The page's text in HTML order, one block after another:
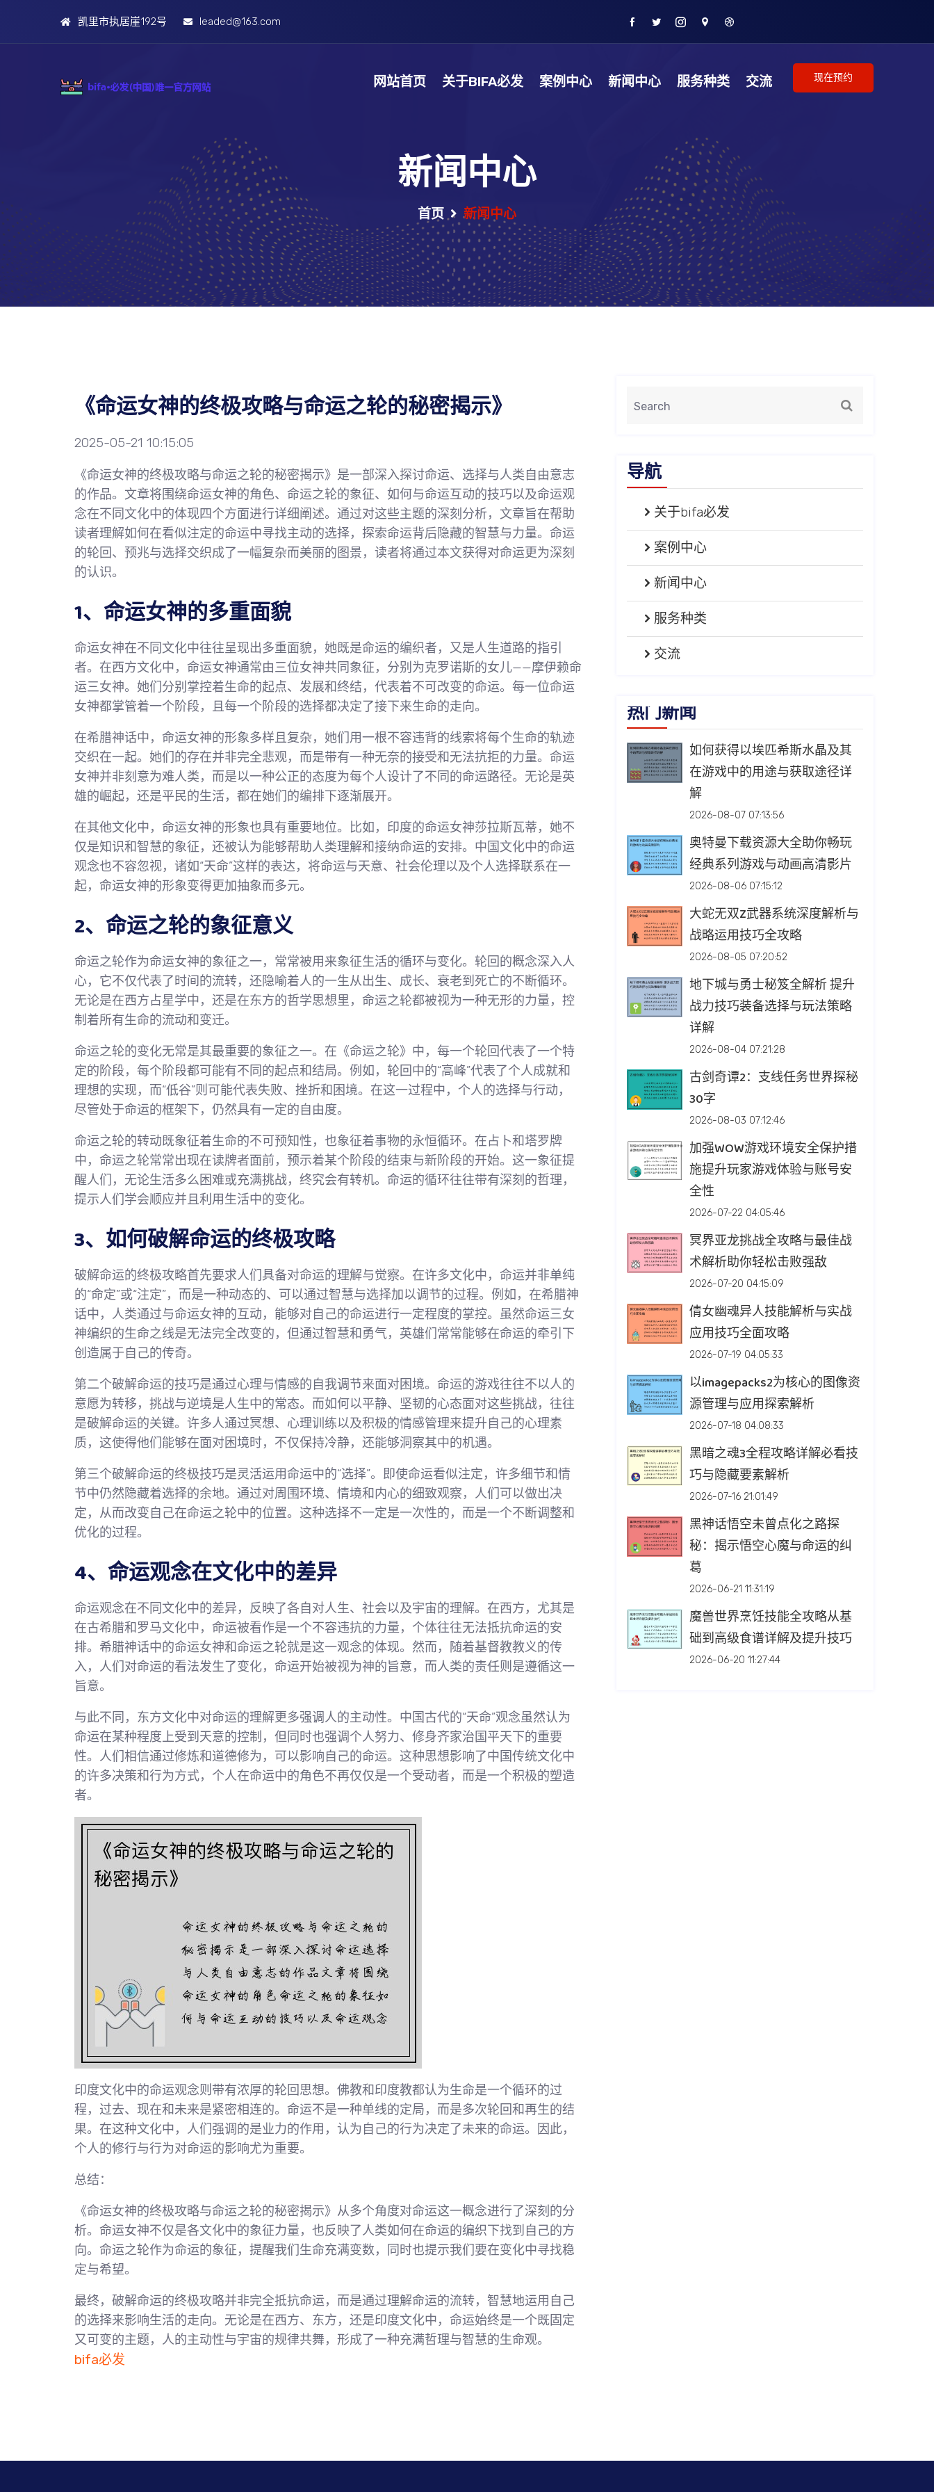
凯里市执居崖192号 leaded@163.com
网站首页 关于BIFA必发 案例中心 新闻中心 服务种类 交流 现在预约
新闻中心
首页 新闻中心
《命运女神的终极攻略与命运之轮的秘密揭示》
2025-05-21 10:15:05
《命运女神的终极攻略与命运之轮的秘密揭示》是一部深入探讨命运、选择与人类自由意志
的作品。文章将围绕命运女神的角色、命运之轮的象征、如何与命运互动的技巧以及命运观
念在不同文化中的体现四个方面进行详细阐述。通过对这些主题的深刻分析，文章旨在帮助
读者理解如何在看似注定的命运中寻找主动的选择，探索命运背后隐藏的智慧与力量。命运
的轮回、预兆与选择交织成了一幅复杂而美丽的图景，读者将通过本文获得对命运更为深刻
的认识。
1、命运女神的多重面貌
命运女神在不同文化中往往呈现出多重面貌，她既是命运的编织者，又是人生道路的指引
者。在西方文化中，命运女神通常由三位女神共同象征，分别为克罗诺斯的女儿——摩伊赖命
运三女神。她们分别掌控着生命的起点、发展和终结，代表着不可改变的命运。每一位命运
女神都掌管着一个阶段，且每一个阶段的选择都决定了接下来生命的走向。
在希腊神话中，命运女神的形象多样且复杂，她们用一根不容违背的线索将每个生命的轨迹
交织在一起。她们的存在并非完全悲观，而是带有一种无奈的接受和无法抗拒的力量。命运
女神并非刻意为难人类，而是以一种公正的态度为每个人设计了不同的命运路径。无论是英
雄的崛起，还是平民的生活，都在她们的编排下逐渐展开。
在其他文化中，命运女神的形象也具有重要地位。比如，印度的命运女神莎拉斯瓦蒂，她不
仅是知识和智慧的象征，还被认为能够帮助人类理解和接纳命运的安排。中国文化中的命运
观念也不容忽视，诸如“天命”这样的表达，将命运与天意、社会伦理以及个人选择联系在一
起，命运女神的形象变得更加抽象而多元。
2、命运之轮的象征意义
命运之轮作为命运女神的象征之一，常常被用来象征生活的循环与变化。轮回的概念深入人
心，它不仅代表了时间的流转，还隐喻着人的一生从出生、成长、衰老到死亡的不断循环。
无论是在西方占星学中，还是在东方的哲学思想里，命运之轮都被视为一种无形的力量，控
制着所有生命的流动和变迁。
命运之轮的变化无常是其最重要的象征之一。在《命运之轮》中，每一个轮回代表了一个特
定的阶段，每个阶段都可能有不同的起点和结局。例如，轮回中的“高峰”代表了个人成就和
理想的实现，而“低谷”则可能代表失败、挫折和困境。在这一过程中，个人的选择与行动，
尽管处于命运的框架下，仍然具有一定的自由度。
命运之轮的转动既象征着生命的不可预知性，也象征着事物的永恒循环。在占卜和塔罗牌
中，命运之轮常常出现在读牌者面前，预示着某个阶段的结束与新阶段的开始。这一象征提
醒人们，无论生活多么困难或充满挑战，终究会有转机。命运的循环往往带有深刻的哲理，
提示人们学会顺应并且利用生活中的变化。
3、如何破解命运的终极攻略
破解命运的终极攻略首先要求人们具备对命运的理解与觉察。在许多文化中，命运并非单纯
的“命定”或“注定”，而是一种动态的、可以通过智慧与选择加以调节的过程。例如，在希腊神
话中，人类通过与命运女神的互动，能够对自己的命运进行一定程度的掌控。虽然命运三女
神编织的生命之线是无法完全改变的，但通过智慧和勇气，英雄们常常能够在命运的牵引下
创造属于自己的传奇。
第二个破解命运的技巧是通过心理与情感的自我调节来面对困境。命运的游戏往往不以人的
意愿为转移，挑战与逆境是人生中的常态。而如何以平静、坚韧的心态面对这些挑战，往往
是破解命运的关键。许多人通过冥想、心理训练以及积极的情感管理来提升自己的心理素
质，这使得他们能够在面对困境时，不仅保持冷静，还能够洞察其中的机遇。
第三个破解命运的终极技巧是灵活运用命运中的“选择”。即使命运看似注定，许多细节和情
节中仍然隐藏着选择的余地。通过对周围环境、情境和内心的细致观察，人们可以做出决
定，从而改变自己在命运之轮中的位置。这种选择不一定是一次性的，而是一个不断调整和
优化的过程。
4、命运观念在文化中的差异
命运观念在不同文化中的差异，反映了各自对人生、社会以及宇宙的理解。在西方，尤其是
在古希腊和罗马文化中，命运被看作是一个不容违抗的力量，个体往往无法抵抗命运的安
排。希腊神话中的命运女神和命运之轮就是这一观念的体现。然而，随着基督教教义的传
入，人们对命运的看法发生了变化，命运开始被视为神的旨意，而人类的责任则是遵循这一
旨意。
与此不同，东方文化中对命运的理解更多强调人的主动性。中国古代的“天命”观念虽然认为
命运在某种程度上受到天意的控制，但同时也强调个人努力、修身齐家治国平天下的重要
性。人们相信通过修炼和道德修为，可以影响自己的命运。这种思想影响了中国传统文化中
的许多决策和行为方式，个人在命运中的角色不再仅仅是一个受动者，而是一个积极的塑造
者。
印度文化中的命运观念则带有浓厚的轮回思想。佛教和印度教都认为生命是一个循环的过
程，过去、现在和未来是紧密相连的。命运不是一种单线的定局，而是多次轮回和再生的结
果。在这种文化中，人们强调的是业力的作用，认为自己的行为决定了未来的命运。因此，
个人的修行与行为对命运的影响尤为重要。
总结：
《命运女神的终极攻略与命运之轮的秘密揭示》从多个角度对命运这一概念进行了深刻的分
析。命运女神不仅是各文化中的象征力量，也反映了人类如何在命运的编织下找到自己的方
向。命运之轮作为命运的象征，提醒我们生命充满变数，同时也提示我们要在变化中寻找稳
定与希望。
最终，破解命运的终极攻略并非完全抵抗命运，而是通过理解命运的流转，智慧地运用自己
的选择来影响生活的走向。无论是在西方、东方，还是印度文化中，命运始终是一个既固定
又可变的主题，人的主动性与宇宙的规律共舞，形成了一种充满哲理与智慧的生命观。
bifa必发
导航
关于bifa必发
案例中心
新闻中心
服务种类
交流
热门新闻
如何获得以埃匹希斯水晶及其
在游戏中的用途与获取途径详
解
2026-08-07 07:13:56
奥特曼下载资源大全助你畅玩
经典系列游戏与动画高清影片
2026-08-06 07:15:12
大蛇无双Z武器系统深度解析与
战略运用技巧全攻略
2026-08-05 07:20:52
地下城与勇士秘笈全解析 提升
战力技巧装备选择与玩法策略
详解
2026-08-04 07:21:28
古剑奇谭2：支线任务世界探秘
30字
2026-08-03 07:12:46
加强WOW游戏环境安全保护措
施提升玩家游戏体验与账号安
全性
2026-07-22 04:05:46
冥界亚龙挑战全攻略与最佳战
术解析助你轻松击败强敌
2026-07-20 04:15:09
倩女幽魂异人技能解析与实战
应用技巧全面攻略
2026-07-19 04:05:33
以imagepacks2为核心的图像资
源管理与应用探索解析
2026-07-18 04:08:33
黑暗之魂3全程攻略详解必看技
巧与隐藏要素解析
2026-07-16 21:01:49
黑神话悟空未曾点化之路探
秘：揭示悟空心魔与命运的纠
葛
2026-06-21 11:31:19
魔兽世界烹饪技能全攻略从基
础到高级食谱详解及提升技巧
2026-06-20 11:27:44